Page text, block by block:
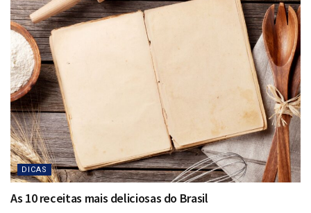
DICAS
As 10 receitas mais deliciosas do Brasil